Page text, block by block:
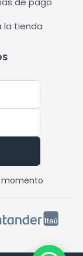
la tienda
momento